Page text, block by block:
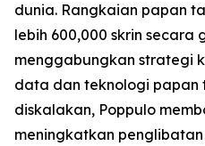
dunia. Rangkaian papan
lebih 600,000 skrin secara
menggabungkan strategi
data dan teknologi papan
diskalakan, Poppulo
meningkatkan